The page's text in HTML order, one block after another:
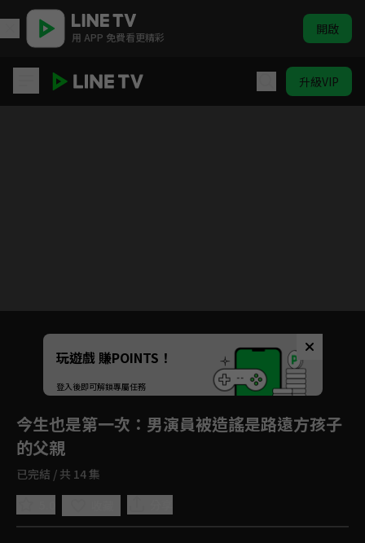
用 APP 免費看更精彩 開啟
升級VIP
Unmute
玩遊戲 賺POINTS！
登入後即可解鎖專屬任務
今生也是第一次 ：男演員被造謠是路遠方孩子
的父親
已完結 / 共 14 集